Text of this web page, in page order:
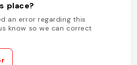
place?
an error regarding this
know so we can correct